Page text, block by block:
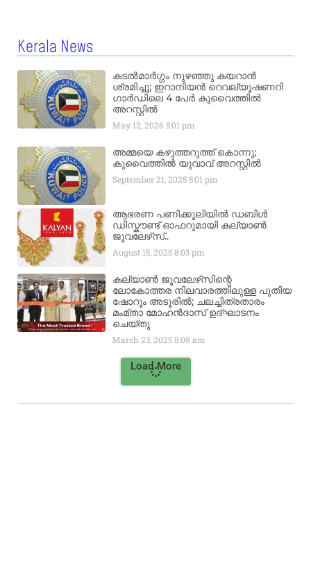
Kerala News
കടൽമാർഗ്ഗം നുഴഞ്ഞു കയറാൻ
ശ്രമിച്ചു; ഇറാനിയൻ റെവല്യൂഷണറി
ഗാർഡിലെ 4 പേർ കുവൈത്തിൽ
അറസ്റ്റിൽ
May 12, 20265:01 pm
അമ്മയെ കഴുത്തറുത്ത് കൊന്നു;
കുവൈത്തിൽ യുവാവ് അറസ്റ്റിൽ
September 21, 20255:01 pm
ആഭരണ പണിക്കൂലിയിൽ ഡബിൾ
ഡിസ്കൗണ്ട് ഓഫറുമായി കല്യാൺ
ജൂവലേഴ്‌സ്..
August 15, 20258:03 pm
കല്യാൺ ജൂവലേഴ്‌സിന്റെ
ലോകോത്തര നിലവാരത്തിലുള്ള പുതിയ
ഷോറൂം അടൂരിൽ; ചലച്ചിത്രതാരം
മംമ്താ മോഹൻദാസ് ഉദ്ഘാടനം
ചെയ്‌തു
March 23, 20258:09 am
Load More